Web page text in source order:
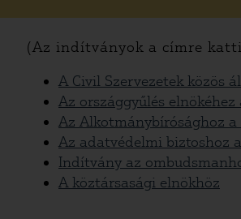
(Az indítványok a címre
A Civil Szervezetek közös
Az országgyűlés
Az Alkotmánybírósághoz
Az adatvédelmi biztoshoz
Indítvány az
A köztársasági elnökhöz